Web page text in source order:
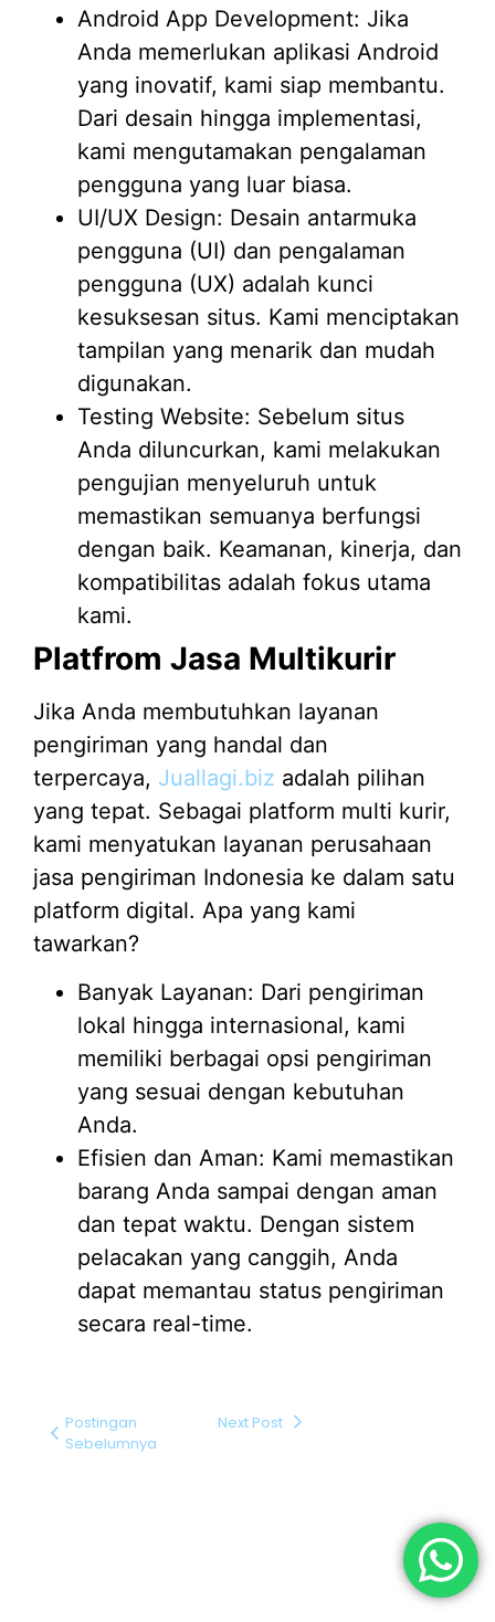
Android App Development: Jika
Anda memerlukan aplikasi Android
yang inovatif, kami siap membantu.
Dari desain hingga implementasi,
kami mengutamakan pengalaman
pengguna yang luar biasa.
UI/UX Design: Desain antarmuka
pengguna (UI) dan pengalaman
pengguna (UX) adalah kunci
kesuksesan situs. Kami menciptakan
tampilan yang menarik dan mudah
digunakan.
Testing Website: Sebelum situs
Anda diluncurkan, kami melakukan
pengujian menyeluruh untuk
memastikan semuanya berfungsi
dengan baik. Keamanan, kinerja, dan
kompatibilitas adalah fokus utama
kami.
Platfrom Jasa Multikurir
Jika Anda membutuhkan layanan
pengiriman yang handal dan
terpercaya, Juallagi.biz adalah pilihan
yang tepat. Sebagai platform multi kurir,
kami menyatukan layanan perusahaan
jasa pengiriman Indonesia ke dalam satu
platform digital. Apa yang kami
tawarkan?
Banyak Layanan: Dari pengiriman
lokal hingga internasional, kami
memiliki berbagai opsi pengiriman
yang sesuai dengan kebutuhan
Anda.
Efisien dan Aman: Kami memastikan
barang Anda sampai dengan aman
dan tepat waktu. Dengan sistem
pelacakan yang canggih, Anda
dapat memantau status pengiriman
secara real-time.
Postingan
Sebelumnya
Next Post